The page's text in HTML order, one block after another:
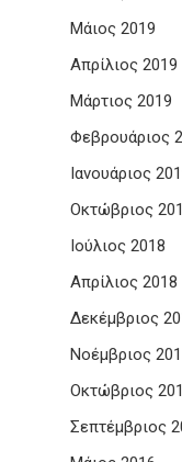
Μάιος 2019
Απρίλιος 2019
Μάρτιος 2019
Φεβρουάριος
Ιανουάριος
Οκτώβριος
Ιούλιος 2018
Απρίλιος 2018
Δεκέμβριος
Νοέμβριος
Οκτώβριος
Σεπτέμβριος